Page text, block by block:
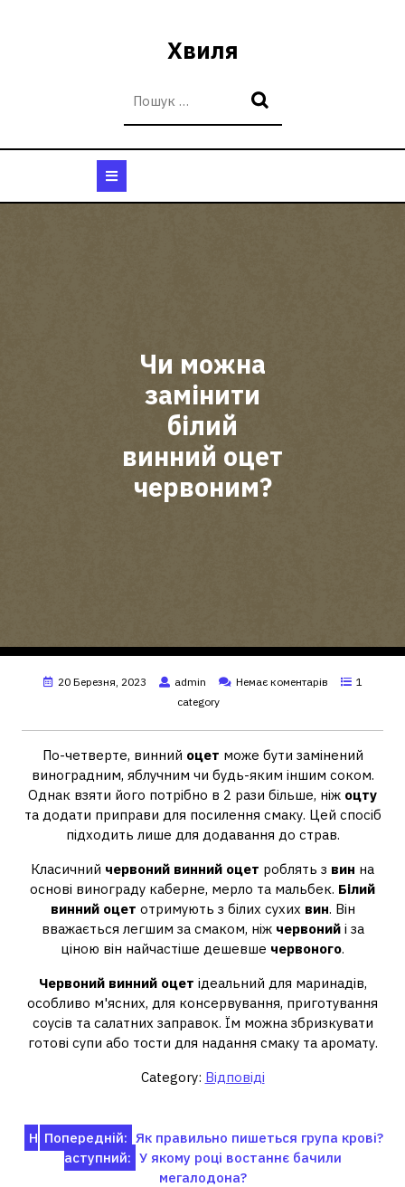
Хвиля
Чи можна
замінити
білий
винний оцет
червоним?
20 Березня, 2023 admin Немає коментарів
1
category
По-четверте, винний оцет може бути замінений
виноградним, яблучним чи будь-яким іншим соком.
Однак взяти його потрібно в 2 рази більше, ніж оцту
та додати приправи для посилення смаку. Цей спосіб
підходить лише для додавання до страв.
Класичний червоний винний оцет роблять з вин на
основі винограду каберне, мерло та мальбек. Білий
винний оцет отримують з білих сухих вин. Він
вважається легшим за смаком, ніж червонийі за
ціною він найчастіше дешевше червоного.
Червоний винний оцет ідеальний для маринадів,
особливо м'ясних, для консервування, приготування
соусів та салатних заправок. Їм можна збризкувати
готові супи або тости для надання смаку та аромату.
Category: Відповіді
Навігація
записів
Попередній: Як правильно пишеться група крові?
Н
аступний: У якому році востаннє бачили
мегалодона?